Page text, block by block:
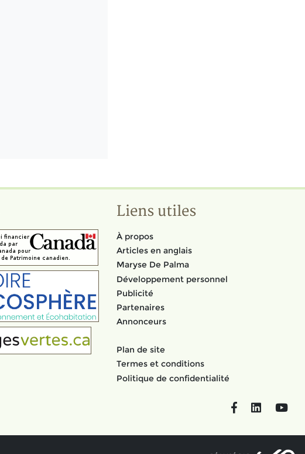
Liens utiles
À propos
Articles en anglais
Maryse De Palma
Développement personnel
Publicité
Partenaires
Annonceurs
Plan de site
Termes et conditions
Politique de confidentialité
FacebookLinkedIn